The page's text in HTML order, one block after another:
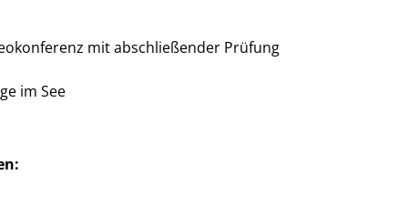
mit abschließender Prüfung
im See